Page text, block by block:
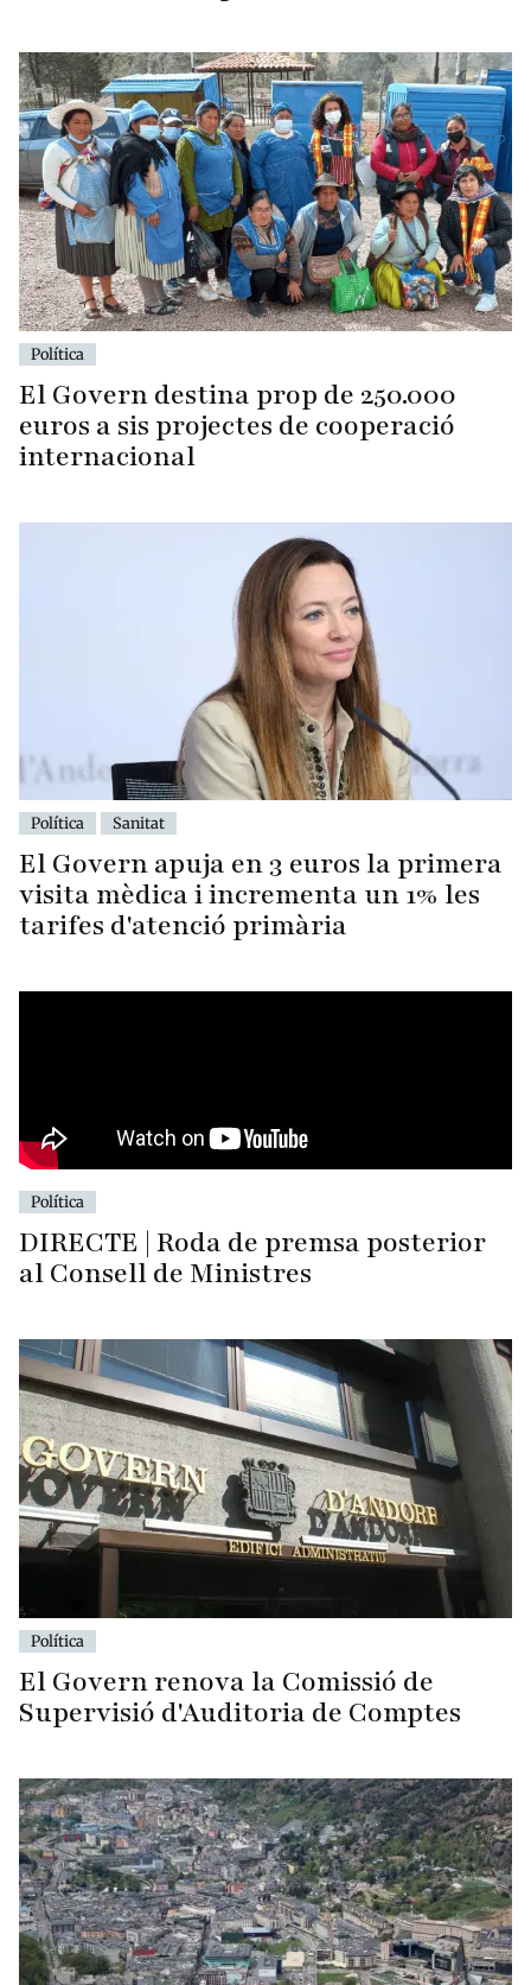
Política
El Govern destina prop de 250.000
euros a sis projectes de cooperació
internacional
Política Sanitat
El Govern apuja en 3 euros la primera
visita mèdica i incrementa un 1% les
tarifes d'atenció primària
Política
DIRECTE | Roda de premsa posterior
al Consell de Ministres
Política
El Govern renova la Comissió de
Supervisió d'Auditoria de Comptes